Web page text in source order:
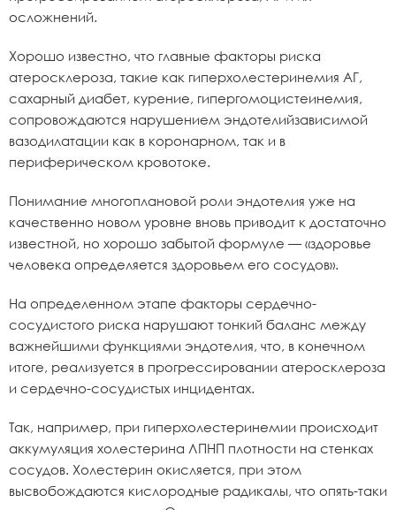
осложнений.
Хорошо известно, что главные факторы риска
атеросклероза, такие как гиперхолестеринемия АГ,
сахарный диабет, курение, гипергомоцистеинемия,
сопровождаются нарушением эндотелийзависимой
вазодилатации как в коронарном, так и в
периферическом кровотоке.
Понимание многоплановой роли эндотелия уже на
качественно новом уровне вновь приводит к достаточно
известной, но хорошо забытой формуле — «здоровье
человека определяется здоровьем его сосудов».
На определенном этапе факторы сердечно-
сосудистого риска нарушают тонкий баланс между
важнейшими функциями эндотелия, что, в конечном
итоге, реализуется в прогрессировании атеросклероза
и сердечно-сосудистых инцидентах.
Так, например, при гиперхолестеринемии происходит
аккумуляция холестерина ЛПНП плотности на стенках
сосудов. Холестерин окисляется, при этом
высвобождаются кислородные радикалы, что опять-таки